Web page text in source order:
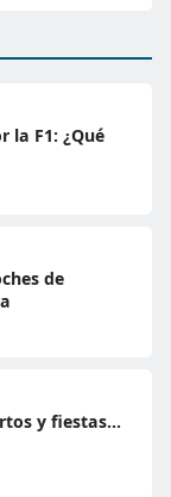
la F1: ¿Qué
de
y fiestas…